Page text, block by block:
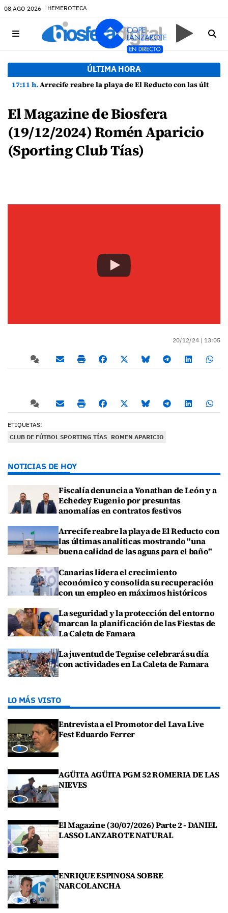
08 AGO 2026 HEMEROTECA
ÚLTIMA HORA
17:11 h.Arrecife reabre la playa de El Reducto con las últimas analíticas mostrando "una buena calidad de las aguas para el baño"
El Magazine de Biosfera
(19/12/2024) Romén Aparicio
(Sporting Club Tías)
20/12/24 | 13:05
ETIQUETAS:
CLUB DE FÚTBOL SPORTING TÍAS ROMEN APARICIO
NOTICIAS DE HOY
Fiscalía denuncia a Yonathan de León y a
Echedey Eugenio por presuntas
anomalías en contratos festivos
Arrecife reabre la playa de El Reducto con
las últimas analíticas mostrando "una
buena calidad de las aguas para el baño"
Canarias lidera el crecimiento
económico y consolida su recuperación
con un empleo en máximos históricos
La seguridad y la protección del entorno
marcan la planificación de las Fiestas de
La Caleta de Famara
La juventud de Teguise celebrará su día
con actividades en La Caleta de Famara
LO MÁS VISTO
Entrevista a el Promotor del Lava Live
Fest Eduardo Ferrer
AGÜITA AGÜITA PGM 52 ROMERIA DE LAS
NIEVES
El Magazine (30/07/2026) Parte 2 - DANIEL
LASSO LANZAROTE NATURAL
ENRIQUE ESPINOSA SOBRE
NARCOLANCHA